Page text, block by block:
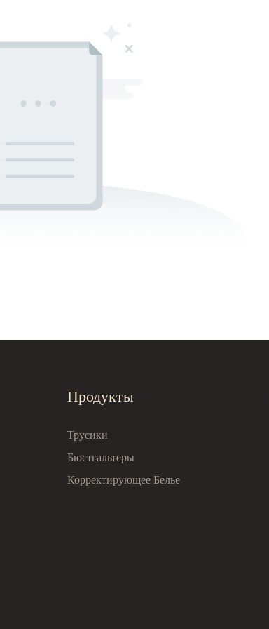
Продукты
Трусики
Бюстгальтеры
Корректирующее Белье